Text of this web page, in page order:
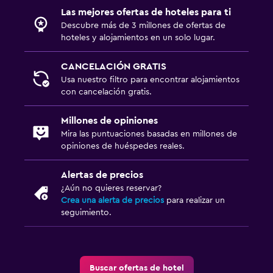
Estacionamiento y transporte
Servicio de traslado (cargo adicional)
Aire libre
Terraza/patio
Lavandería
Plancha y tabla de planchar
Actividades
Cuna/cama nido disponibles
Las mejores ofertas de hoteles para ti
Descubre más de 3 millones de ofertas de
hoteles y alojamientos en un solo lugar.
CANCELACIÓN GRATIS
Usa nuestro filtro para encontrar alojamientos
con cancelación gratis.
Millones de opiniones
Mira las puntuaciones basadas en millones de
opiniones de huéspedes reales.
Alertas de precios
¿Aún no quieres reservar?
Crea una alerta de precios para realizar un
seguimiento.
Buscar ofertas de hotel